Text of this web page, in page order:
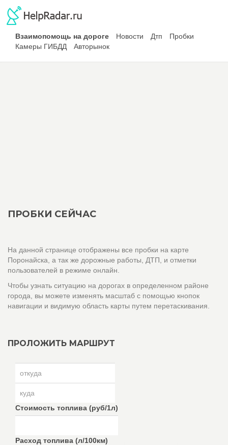
Взаимопомощь на дороге Новости Дтп
Пробки
Камеры ГИБДД
Авторынок
ПРОБКИ СЕЙЧАС
На данной странице отображены все пробки на карте
Поронайска, а так же дорожные работы, ДТП, и отметки
пользователей в режиме онлайн.
Чтобы узнать ситуацию на дорогах в определенном районе
города, вы можете изменять масштаб с помощью кнопок
навигации и видимую область карты путем перетаскивания.
ПРОЛОЖИТЬ МАРШРУТ
Стоимость топлива (руб/1л)
Расход топлива (л/100км)